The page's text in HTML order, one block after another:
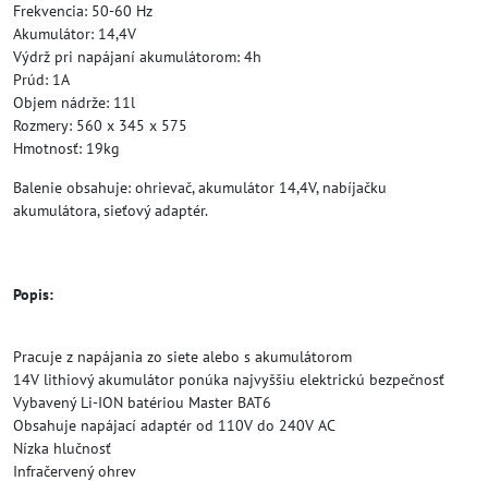
Frekvencia: 50-60 Hz
Akumulátor: 14,4V
Výdrž pri napájaní akumulátorom: 4h
Prúd: 1A
Objem nádrže: 11l
Rozmery: 560 x 345 x 575
Hmotnosť: 19kg
Balenie obsahuje: ohrievač, akumulátor 14,4V, nabíjačku
akumulátora, sieťový adaptér.
Popis:
Pracuje z napájania zo siete alebo s akumulátorom
14V lithiový akumulátor ponúka najvyššiu elektrickú bezpečnosť
Vybavený Li-ION batériou Master BAT6
Obsahuje napájací adaptér od 110V do 240V AC
Nízka hlučnosť
Infračervený ohrev